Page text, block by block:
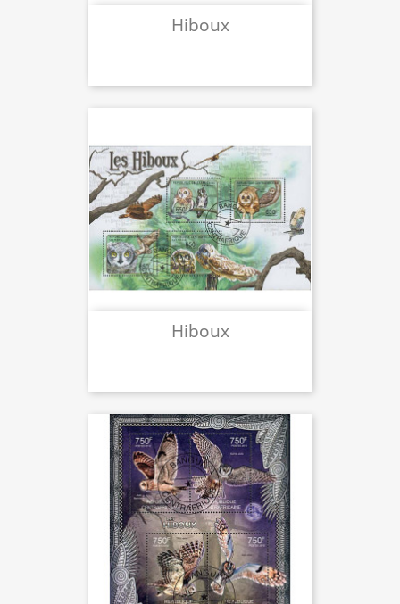
Hiboux
Hiboux